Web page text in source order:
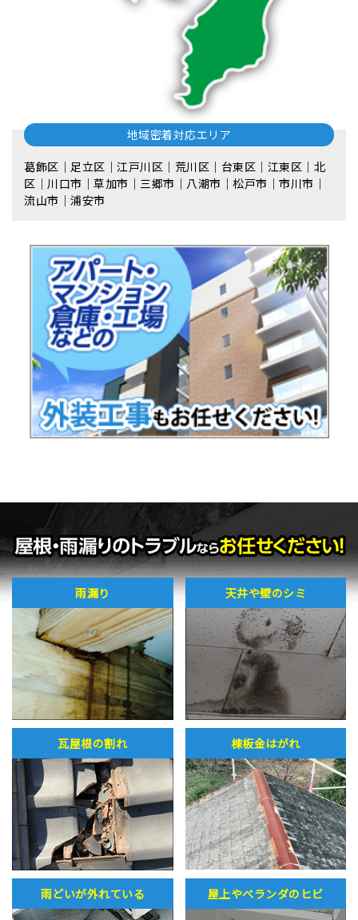
地域密着対応エリア
葛飾区｜足立区｜江戸川区｜荒川区｜台東区｜江東区｜北
区｜川口市｜草加市｜三郷市｜八潮市｜松⼾市｜市川市｜
流⼭市｜浦安市
雨漏り 天井や壁のシミ
瓦屋根の割れ 棟板金はがれ
雨どいが外れている 屋上やベランダのヒビ